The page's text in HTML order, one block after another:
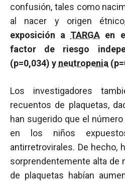
confusión, tales como
al nacer y origen
exposición a TARGA en
factor de riesgo
(p=0,034) y neutropenia
Los investigadores
recuentos de plaquetas,
han sugerido que el
en los niños
antirretrovirales. De hecho,
sorprendentemente alta de
de plaquetas habían